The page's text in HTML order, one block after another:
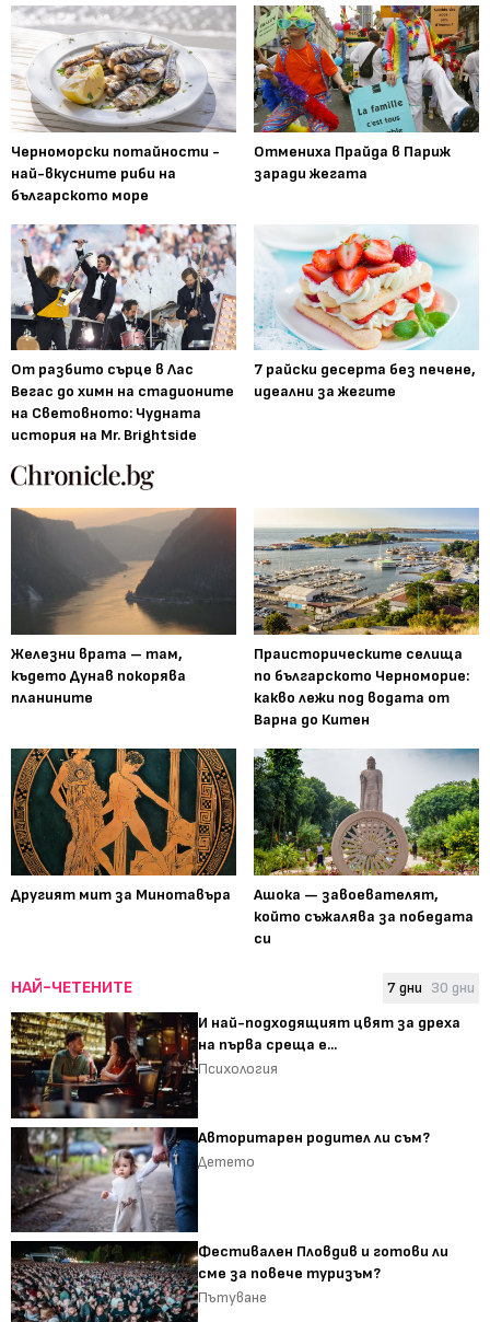
Черноморски потайности -
най-вкусните риби на
българското море
Отмениха Прайда в Париж
заради жегата
От разбито сърце в Лас
Вегас до химн на стадионите
на Световното: Чудната
история на Mr. Brightside
7 райски десерта без печене,
идеални за жегите
Железни врата – там,
където Дунав покорява
планините
Праисторическите селища
по българското Черноморие:
какво лежи под водата от
Варна до Китен
Другият мит за Минотавъра
Ашока — завоевателят,
който съжалява за победата
си
НАЙ-ЧЕТЕНИТЕ 7 дни 30 дни
И най-подходящият цвят за дреха
на първа среща е...
Психология
Авторитарен родител ли съм?
Детето
Фестивален Пловдив и готови ли
сме за повече туризъм?
Пътуване